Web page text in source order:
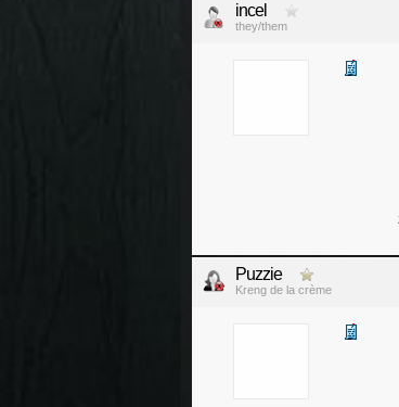
incel
they/them
Puzzie
Kreng de la crème